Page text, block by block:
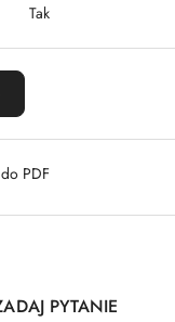
Tak
PDF
PYTANIE